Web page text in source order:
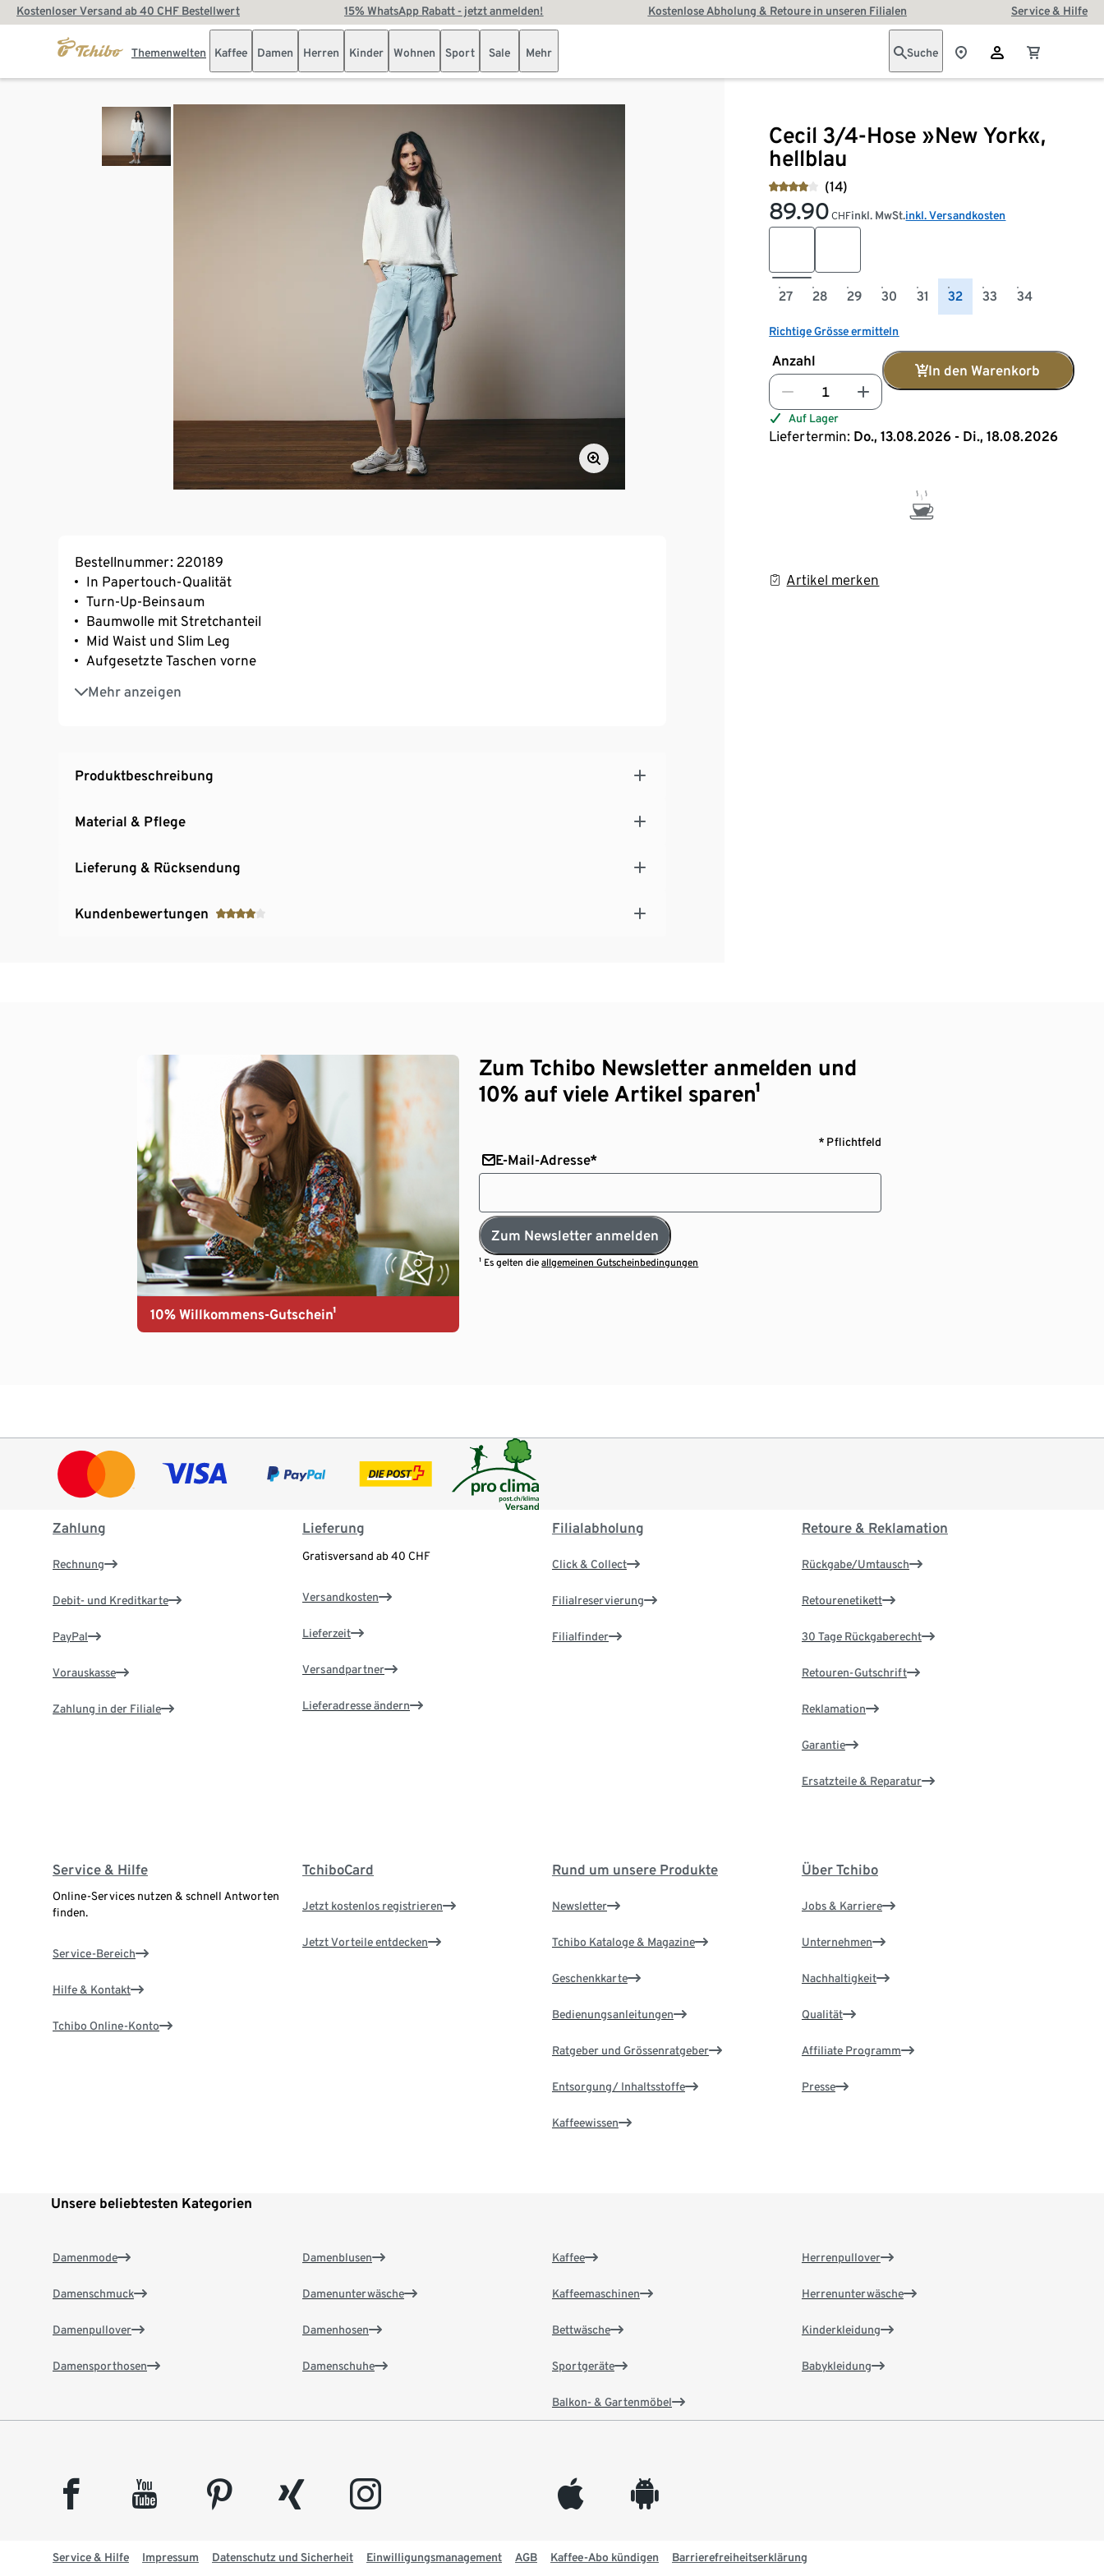
Kostenloser Versand ab 40 CHF Bestellwert 15% WhatsApp Rabatt - jetzt anmelden! Kostenlose Abholung & Retoure in unseren Filialen Service & Hilfe
Themenwelten Kaffee Damen Herren Kinder Wohnen Sport Sale Mehr Suche
Cecil 3/4-Hose »New York«,
hellblau
(14)
89.90 CHFinkl. MwSt.inkl. Versandkosten
27 28 29 30 31 32 33 34
Richtige Grösse ermitteln
Anzahl
In den Warenkorb
Auf Lager
Liefertermin: Do., 13.08.2026 - Di., 18.08.2026
Artikel merken
Bestellnummer: 220189
In Papertouch-Qualität
Turn-Up-Beinsaum
Baumwolle mit Stretchanteil
Mid Waist und Slim Leg
Aufgesetzte Taschen vorne
Mehr anzeigen
Casual Fit
Produktbeschreibung
Material & Pflege
Lieferung & Rücksendung
Kundenbewertungen
10% Willkommens-Gutschein¹
Zum Tchibo Newsletter anmelden und
10% auf viele Artikel sparen¹
* Pflichtfeld
E-Mail-Adresse*
Zum Newsletter anmelden
¹ Es gelten dieallgemeinen Gutscheinbedingungen
Zahlung
Rechnung
Debit- und Kreditkarte
PayPal
Vorauskasse
Zahlung in der Filiale
Lieferung
Gratisversand ab 40 CHF
Versandkosten
Lieferzeit
Versandpartner
Lieferadresse ändern
Filialabholung
Click & Collect
Filialreservierung
Filialfinder
Retoure & Reklamation
Rückgabe/Umtausch
Retourenetikett
30 Tage Rückgaberecht
Retouren-Gutschrift
Reklamation
Garantie
Ersatzteile & Reparatur
Service & Hilfe
Online-Services nutzen & schnell Antworten
finden.
Service-Bereich
Hilfe & Kontakt
Tchibo Online-Konto
TchiboCard
Jetzt kostenlos registrieren
Jetzt Vorteile entdecken
Rund um unsere Produkte
Newsletter
Tchibo Kataloge & Magazine
Geschenkkarte
Bedienungsanleitungen
Ratgeber und Grössenratgeber
Entsorgung/ Inhaltsstoffe
Kaffeewissen
Über Tchibo
Jobs & Karriere
Unternehmen
Nachhaltigkeit
Qualität
Affiliate Programm
Presse
Unsere beliebtesten Kategorien
Damenmode
Damenschmuck
Damenpullover
Damensporthosen
Damenblusen
Damenunterwäsche
Damenhosen
Damenschuhe
Kaffee
Kaffeemaschinen
Bettwäsche
Sportgeräte
Balkon- & Gartenmöbel
Herrenpullover
Herrenunterwäsche
Kinderkleidung
Babykleidung
facebook youtube pinterest xing instagram appleinc android
Service & Hilfe Impressum Datenschutz und Sicherheit Einwilligungsmanagement AGB Kaffee-Abo kündigen Barrierefreiheitserklärung